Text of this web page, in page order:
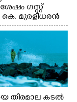
ഗസ്റ്റ്
മുരളീധരൻ
തിരമാല കടൽ